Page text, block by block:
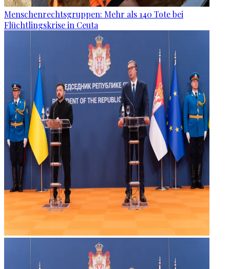
Menschenrechtsgruppen: Mehr als 140 Tote bei
Flüchtlingskrise in Ceuta